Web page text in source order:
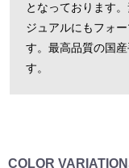
となっております
ジュアルにもフォ
す。最高品質の国
す。
COLOR